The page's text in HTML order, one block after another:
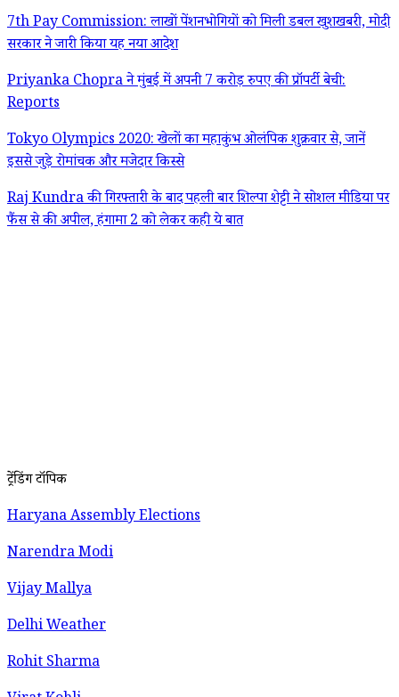
7th Pay Commission: लाखों पेंशनभोगियों को मिली डबल खुशखबरी, मोदी
सरकार ने जारी किया यह नया आदेश
Priyanka Chopra ने मुंबई में अपनी 7 करोड़ रुपए की प्रॉपर्टी बेची:
Reports
Tokyo Olympics 2020: खेलों का महाकुंभ ओलंपिक शुक्रवार से, जानें
इससे जुड़े रोमांचक और मजेदार किस्से
Raj Kundra की गिरफ्तारी के बाद पहली बार शिल्पा शेट्टी ने सोशल मीडिया पर
फैंस से की अपील, हंगामा 2 को लेकर कही ये बात
ट्रेंडिंग टॉपिक
Haryana Assembly Elections
Narendra Modi
Vijay Mallya
Delhi Weather
Rohit Sharma